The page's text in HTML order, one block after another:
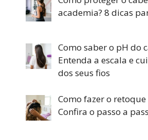
academia? 8 dicas
Como saber o pH do
Entenda a escala e
dos seus fios
Como fazer o retoque
Confira o passo a